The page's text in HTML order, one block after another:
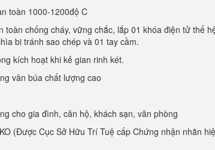
toàn 1000-1200độ C
toàn chống cháy, vững chắc, lắp 01 khóa điện tử thế
bi tránh sao chép và 01 tay cầm.
kích hoạt khi kẻ gian rinh két.
vân búa chất lượng cao
cho gia đình, căn hộ, khách sạn, văn phòng
(Được Cục Sở Hữu Trí Tuệ cấp Chứng nhận nhãn